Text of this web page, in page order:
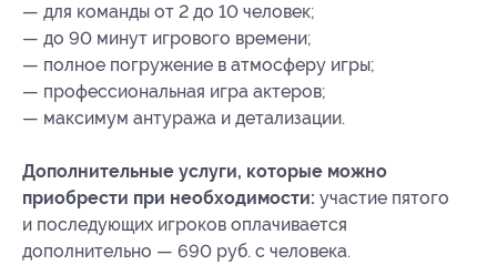
— для команды от 2 до 10 человек;
— до 90 минут игрового времени;
— полное погружение в атмосферу игры;
— профессиональная игра актеров;
— максимум антуража и детализации.
Дополнительные услуги, которые можно
приобрести при необходимости: участие пятого
и последующих игроков оплачивается
дополнительно — 690 руб. с человека.